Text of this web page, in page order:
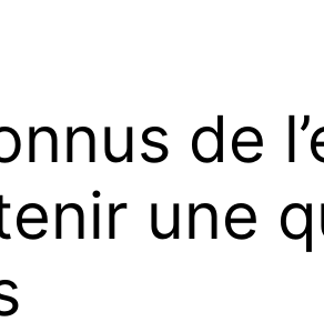
de
une